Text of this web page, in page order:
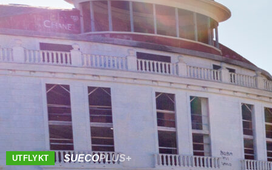
UTFLYKT SUECOPLUS+